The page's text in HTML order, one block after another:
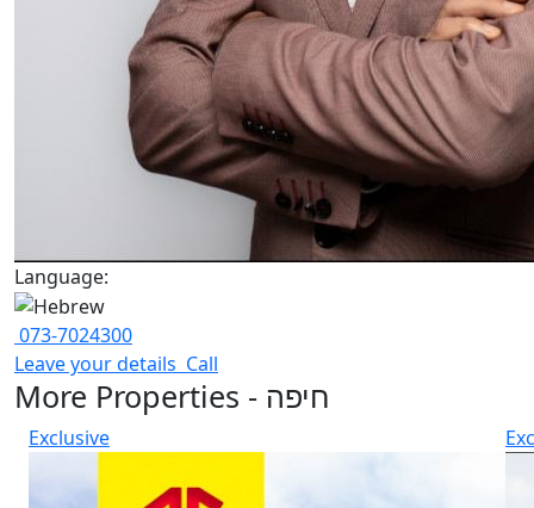
Language:
073-7024300
Leave your details Call
More Properties - חיפה
Exclusive